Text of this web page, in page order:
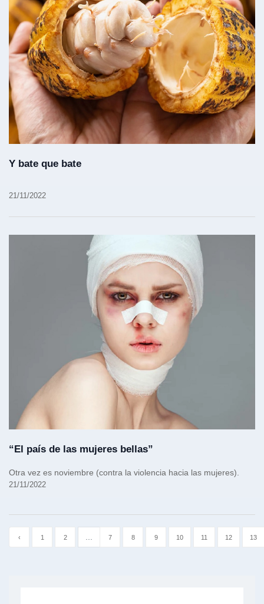
Y bate que bate
21/11/2022
“El país de las mujeres bellas”
Otra vez es noviembre (contra la violencia hacia las mujeres).
21/11/2022
‹ 1 2 7 8 9 10 11 12 13